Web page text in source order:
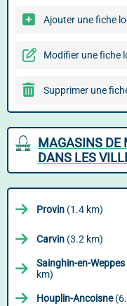
Ajouter une fiche
Modifier une fiche
Supprimer une
MAGASINS DE
DANS LES
Provin (1.4 km)
Carvin (3.2 km)
Sainghin-en-Weppes
km)
Houplin-Ancoisne